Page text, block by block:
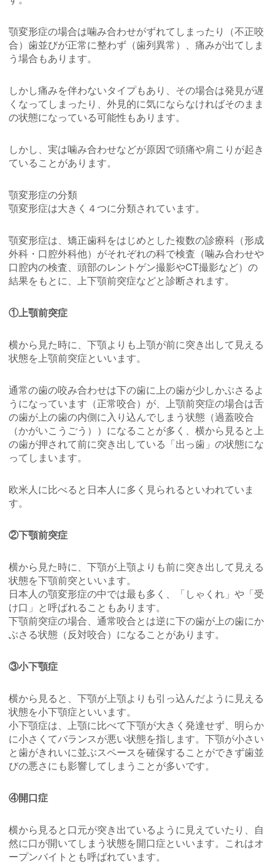
顎変形症の場合は噛み合わせがずれてしまったり（不正咬
合）歯並びが正常に整わず（歯列異常）、痛みが出てしま
う場合もあります。
しかし痛みを伴わないタイプもあり、その場合は発見が遅
くなってしまったり、外見的に気にならなければそのまま
の状態になっている可能性もあります。
しかし、実は噛み合わせなどが原因で頭痛や肩こりが起き
ていることがあります。
顎変形症の分類
顎変形症は大きく４つに分類されています。
顎変形症は、矯正歯科をはじめとした複数の診療科（形成
外科・口腔外科他）がそれぞれの科で検査（噛み合わせや
口腔内の検査、頭部のレントゲン撮影やCT撮影など）の
結果をもとに、上下顎前突症などと診断されます。
①上顎前突症
横から見た時に、下顎よりも上顎が前に突き出して見える
状態を上顎前突症といいます。
通常の歯の咬み合わせは下の歯に上の歯が少しかぶさるよ
うになっています（正常咬合）が、上顎前突症の場合は舌
の歯が上の歯の内側に入り込んでしまう状態（過蓋咬合
（かがいこうごう））になることが多く、横から見ると上
の歯が押されて前に突き出している「出っ歯」の状態にな
ってしまいます。
欧米人に比べると日本人に多く見られるといわれていま
す。
②下顎前突症
横から見た時に、下顎が上顎よりも前に突き出して見える
状態を下顎前突といいます。
日本人の顎変形症の中では最も多く、「しゃくれ」や「受
け口」と呼ばれることもあります。
下顎前突症の場合、通常咬合とは逆に下の歯が上の歯にか
ぶさる状態（反対咬合）になることがあります。
③小下顎症
横から見ると、下顎が上顎よりも引っ込んだように見える
状態を小下顎症といいます。
小下顎症は、上顎に比べて下顎が大きく発達せず、明らか
に小さくてバランスが悪い状態を指します。下顎が小さい
と歯がきれいに並ぶスペースを確保することができず歯並
びの悪さにも影響してしまうことが多いです。
④開口症
横から見ると口元が突き出ているように見えていたり、自
然に口が開いてしまう状態を開口症といいます。これはオ
ープンバイトとも呼ばれています。